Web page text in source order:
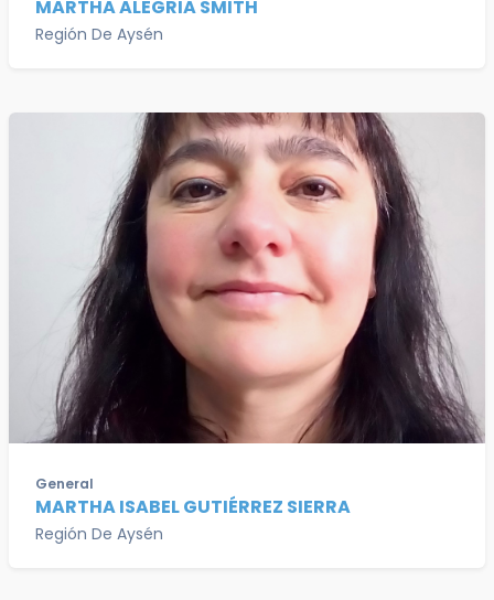
MARTHA ALEGRIA SMITH
Región De Aysén
General
MARTHA ISABEL GUTIÉRREZ SIERRA
Región De Aysén